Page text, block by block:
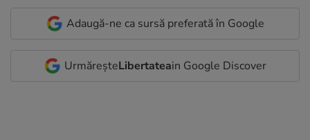
Adaugă-ne ca sursă preferată în Google
UrmăreșteLibertateain Google Discover